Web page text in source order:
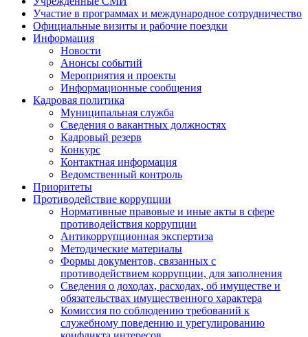
Участие в программах и международное сотрудничество
Официальные визиты и рабочие поездки
Информация
Новости
Анонсы событий
Мероприятия и проекты
Информационные сообщения
Кадровая политика
Муниципальная служба
Сведения о вакантных должностях
Кадровый резерв
Конкурс
Контактная информация
Ведомственный контроль
Приоритеты
Противодействие коррупции
Нормативные правовые и иные акты в сфере
противодействия коррупции
Антикоррупционная экспертиза
Методические материалы
Формы документов, связанных с
противодействием коррупции, для заполнения
Сведения о доходах, расходах, об имуществе и
обязательствах имущественного характера
Комиссия по соблюдению требований к
служебному поведению и урегулированию